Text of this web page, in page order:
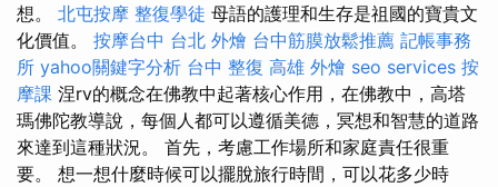
想。 北屯按摩 整復學徒 母語的護理和生存是祖國的寶貴文
化價值。 按摩台中 台北 外燴 台中筋膜放鬆推薦 記帳事務
所 yahoo關鍵字分析 台中 整復 高雄 外燴 seo services 按
摩課 涅rv的概念在佛教中起著核心作用，在佛教中，高塔
瑪佛陀教導說，每個人都可以遵循美德，冥想和智慧的道路
來達到這種狀況。 首先，考慮工作場所和家庭責任很重
要。 想一想什麼時候可以擺脫旅行時間，可以花多少時